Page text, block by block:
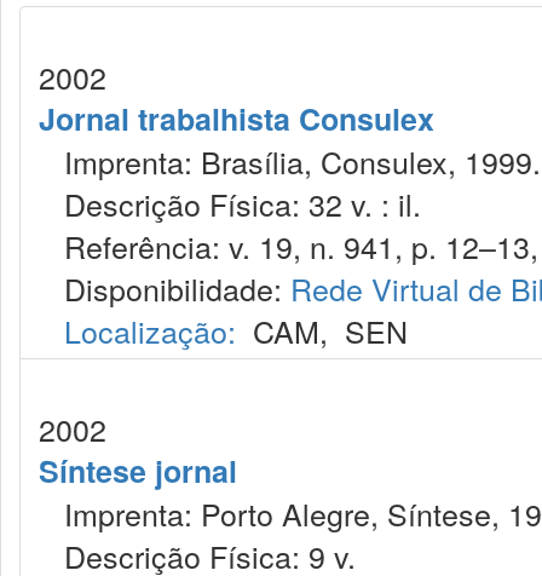
2002
Jornal trabalhista Consulex
Imprenta: Brasília, Consulex, 1999.
Descrição Física: 32 v. : il.
Referência: v. 19, n. 941, p.
Disponibilidade: Rede Virtual de
Localização: CAM, SEN
2002
Síntese jornal
Imprenta: Porto Alegre, Síntese,
Descrição Física: 9 v.